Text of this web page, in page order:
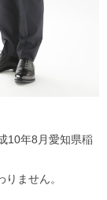
10年8月愛知県稲
ません。